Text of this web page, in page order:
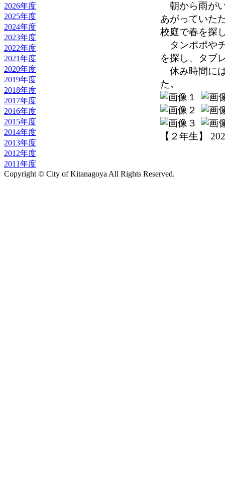
2026年度
2025年度
2024年度
2023年度
2022年度
2021年度
2020年度
2019年度
2018年度
2017年度
2016年度
2015年度
2014年度
2013年度
2012年度
2011年度
朝から雨が
あがっていた
校庭で春を探
タンポポや
を探し、タブ
休み時間に
た。
【２年生】
Copyright © City of Kitanagoya All Rights Reserved.